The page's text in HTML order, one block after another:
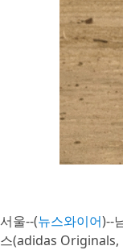
서울--(뉴스와이어)--
스(adidas Originals,